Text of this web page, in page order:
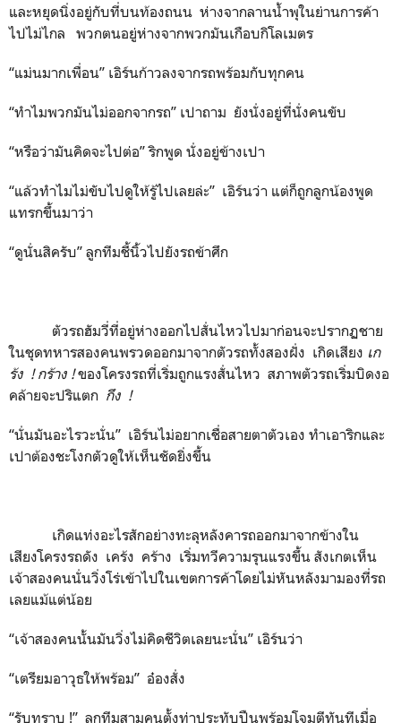
และหยุดนิ่งอยู่กับที่บนท้องถนน ห่างจากลานน้ำพุในย่านการค้า
ไปไม่ไกล พวกตนอยู่ห่างจากพวกมันเกือบกิโลเมตร
“แม่นมากเพื่อน” เอิร์นก้าวลงจากรถพร้อมกับทุกคน
“ทำไมพวกมันไม่ออกจากรถ” เปาถาม ยังนั่งอยู่ที่นั่งคนขับ
“หรือว่ามันคิดจะไปต่อ” ริกพูด นั่งอยู่ข้างเปา
“แล้วทำไมไม่ขับไปดูให้รู้ไปเลยล่ะ” เอิร์นว่า แต่ก็ถูกลูกน้องพูด
แทรกขึ้นมาว่า
“ดูนั่นสิครับ” ลูกทีมชี้นิ้วไปยังรถข้าศึก
ตัวรถฮัมวี่ที่อยู่ห่างออกไปสั่นไหวไปมาก่อนจะปรากฏชาย
ในชุดทหารสองคนพรวดออกมาจากตัวรถทั้งสองฝั่ง เกิดเสียง เก
ร้ง ! กร้าง !ของโครงรถที่เริ่มถูกแรงสั่นไหว สภาพตัวรถเริ่มบิดงอ
คล้ายจะปริแตก กึง !
“นั่นมันอะไรวะนั่น” เอิร์นไม่อยากเชื่อสายตาตัวเอง ทำเอาริกและ
เปาต้องชะโงกตัวดูให้เห็นชัดยิ่งขึ้น
เกิดแท่งอะไรสักอย่างทะลุหลังคารถออกมาจากข้างใน
เสียงโครงรถดัง เคร้ง คร้าง เริ่มทวีความรุนแรงขึ้น สังเกตเห็น
เจ้าสองคนนั่นวิ่งโร่เข้าไปในเขตการค้าโดยไม่หันหลังมามองที่รถ
เลยแม้แต่น้อย
“เจ้าสองคนนั้นมันวิ่งไม่คิดชีวิตเลยนะนั่น” เอิร์นว่า
“เตรียมอาวุธให้พร้อม” อ๋องสั่ง
“รับทราบ !” ลูกทีมสามคนตั้งท่าประทับปืนพร้อมโจมตีทันทีเมื่อ